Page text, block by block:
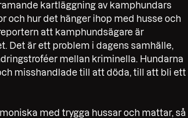
kartläggning av kamphundars
och hur det hänger ihop med husse och
att kamphundsägare är
Det är ett problem i dagens samhälle,
mellan kriminella. Hundarna
misshandlade till att döda, till att bli ett
med trygga hussar och mattar, så